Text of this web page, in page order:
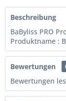
Beschreibung
BaByliss PRO
Produktname :
Bewertungen
Bewertungen